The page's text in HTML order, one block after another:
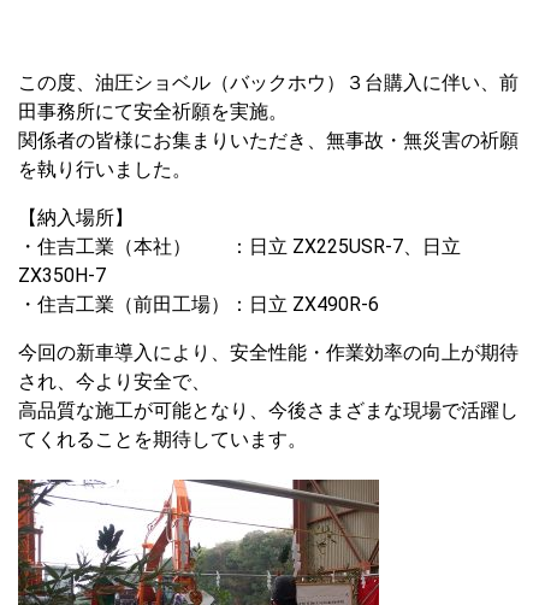
この度、油圧ショベル（バックホウ）３台購入に伴い、前
田事務所にて安全祈願を実施。
関係者の皆様にお集まりいただき、無事故・無災害の祈願
を執り行いました。
【納入場所】
・住吉工業（本社） ：日立 ZX225USR-7、日立
ZX350H-7
・住吉工業（前田工場）：日立 ZX490R-6
今回の新車導入により、安全性能・作業効率の向上が期待
され、今より安全で、
高品質な施工が可能となり、今後さまざまな現場で活躍し
てくれることを期待しています。